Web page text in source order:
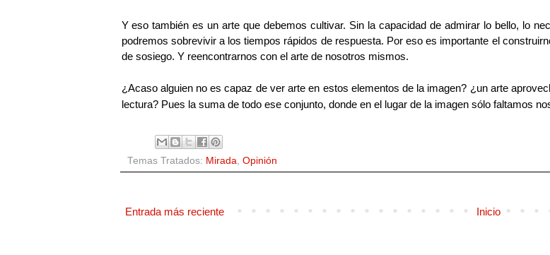
Y eso también es un arte que debemos cultivar. Sin la capacidad de admirar lo bello, lo
podremos sobrevivir a los tiempos rápidos de respuesta. Por eso es importante el
de sosiego. Y reencontrarnos con el arte de nosotros mismos.
¿Acaso alguien no es capaz de ver arte en estos elementos de la imagen? ¿un arte
lectura? Pues la suma de todo ese conjunto, donde en el lugar de la imagen sólo faltamos
Temas Tratados: Mirada Opinión
Entrada más reciente Inicio